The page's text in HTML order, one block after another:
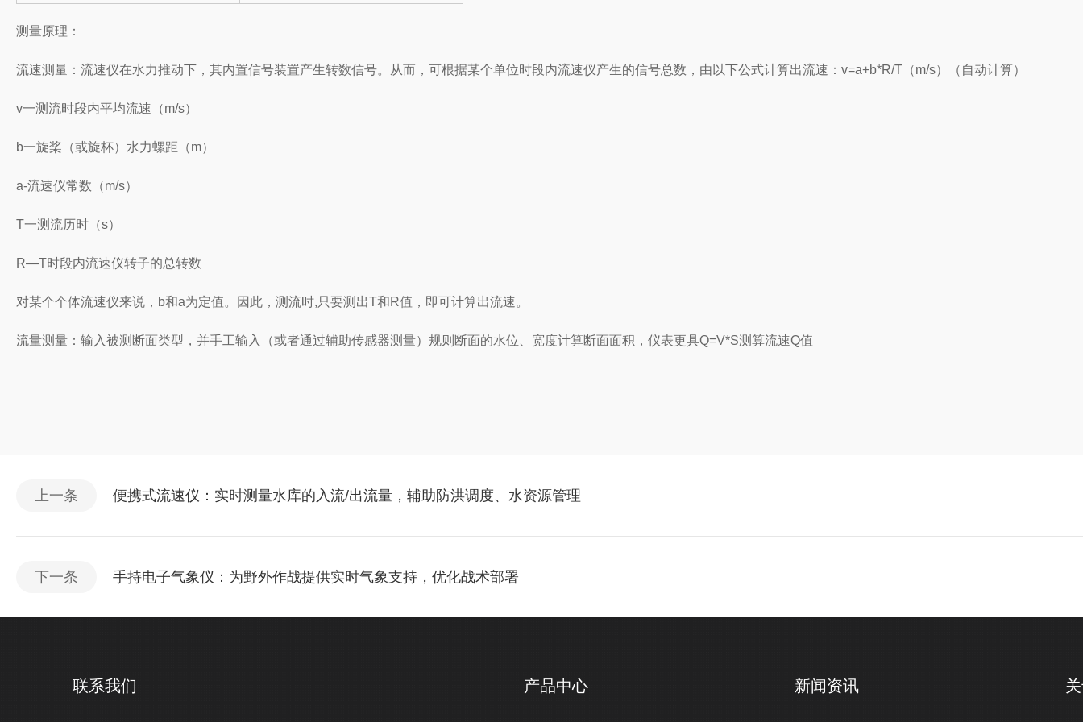
测量原理：
流速测量：流速仪在水力推动下，其内置信号装置产生转数信号。从而，可根据某个单位时段内流速仪产生的信号总数，由以下公式计算出流速：v=a+b*R/T（m/s）（自动计算）
v一测流时段内平均流速（m/s）
b一旋桨（或旋杯）水力螺距（m）
a-流速仪常数（m/s）
T一测流历时（s）
R—T时段内流速仪转子的总转数
对某个个体流速仪来说，b和a为定值。因此，测流时,只要测出T和R值，即可计算出流速。
流量测量：输入被测断面类型，并手工输入（或者通过辅助传感器测量）规则断面的水位、宽度计算断面面积，仪表更具Q=V*S测算流速Q值
上一条 便携式流速仪：实时测量水库的入流/出流量，辅助防洪调度、水资源管理
下一条 手持电子气象仪：为野外作战提供实时气象支持，优化战术部署
联系我们 产品中心 新闻资讯